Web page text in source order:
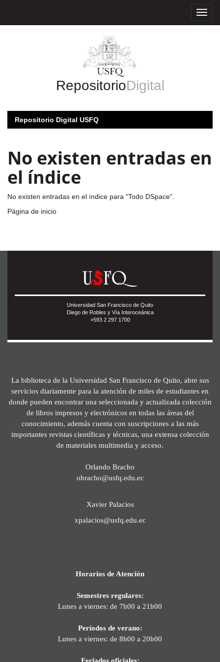
RepositorioDigital
Repositorio Digital USFQ
No existen entradas en
el índice
No existen entradas en el índice para "Todo DSpace".
Página de inicio
Universidad San Francisco de Quito
Diego de Robles y Vía Interoceánica
+593 2 297 1700
La biblioteca de la Universidad San Francisco de Quito, abre sus
servicios diariamente para la atención de miles de estudiantes en
donde pueden encontrar una seleccionada y actualizada colección
de libros impresos y electrónicos en todas las áreas del
conocimiento, además cuenta con suscripciones a las más
importantes revistas científicas y técnicas, una extensa colección
de materiales multimedia y acceso.
Orlando Bracho
obracho@usfq.edu.ec
Xavier Palacios
xpalacios@usfq.edu.ec
Horarios de Atención
Semestres regulares:
Lunes a viernes: de 7h00 a 21h00
Períodos de verano:
Lunes a viernes: de 8h00 a 20h00
Feriados oficiales: